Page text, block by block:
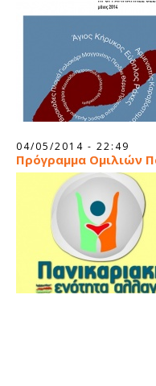
04/05/2014 - 22:49
Πρόγραμμα Ομιλιών